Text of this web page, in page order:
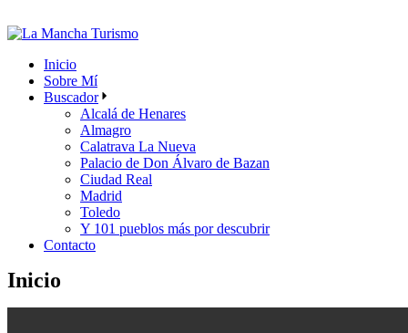
Inicio
Sobre Mí
Buscador
Alcalá de Henares
Almagro
Calatrava La Nueva
Palacio de Don Álvaro de Bazan
Ciudad Real
Madrid
Toledo
Y 101 pueblos más por descubrir
Contacto
Inicio